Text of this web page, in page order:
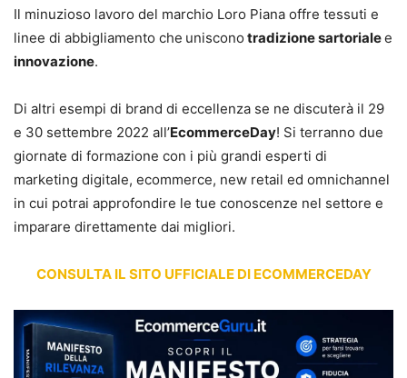
Il minuzioso lavoro del marchio Loro Piana offre tessuti e
linee di abbigliamento che uniscono tradizione sartorialee
innovazione.
Di altri esempi di brand di eccellenza se ne discuterà il 29
e 30 settembre 2022 all’EcommerceDay! Si terranno due
giornate di formazione con i più grandi esperti di
marketing digitale, ecommerce, new retail ed omnichannel
in cui potrai approfondire le tue conoscenze nel settore e
imparare direttamente dai migliori.
CONSULTA IL SITO UFFICIALE DI ECOMMERCEDAY